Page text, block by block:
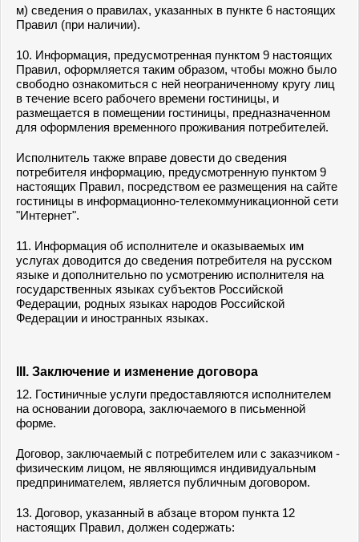
м) сведения о правилах, указанных в пункте 6 настоящих
Правил (при наличии).
10. Информация, предусмотренная пунктом 9 настоящих
Правил, оформляется таким образом, чтобы можно было
свободно ознакомиться с ней неограниченному кругу лиц
в течение всего рабочего времени гостиницы, и
размещается в помещении гостиницы, предназначенном
для оформления временного проживания потребителей.
Исполнитель также вправе довести до сведения
потребителя информацию, предусмотренную пунктом 9
настоящих Правил, посредством ее размещения на сайте
гостиницы в информационно-телекоммуникационной сети
"Интернет".
11. Информация об исполнителе и оказываемых им
услугах доводится до сведения потребителя на русском
языке и дополнительно по усмотрению исполнителя на
государственных языках субъектов Российской
Федерации, родных языках народов Российской
Федерации и иностранных языках.
III. Заключение и изменение договора
12. Гостиничные услуги предоставляются исполнителем
на основании договора, заключаемого в письменной
форме.
Договор, заключаемый с потребителем или с заказчиком -
физическим лицом, не являющимся индивидуальным
предпринимателем, является публичным договором.
13. Договор, указанный в абзаце втором пункта 12
настоящих Правил, должен содержать: